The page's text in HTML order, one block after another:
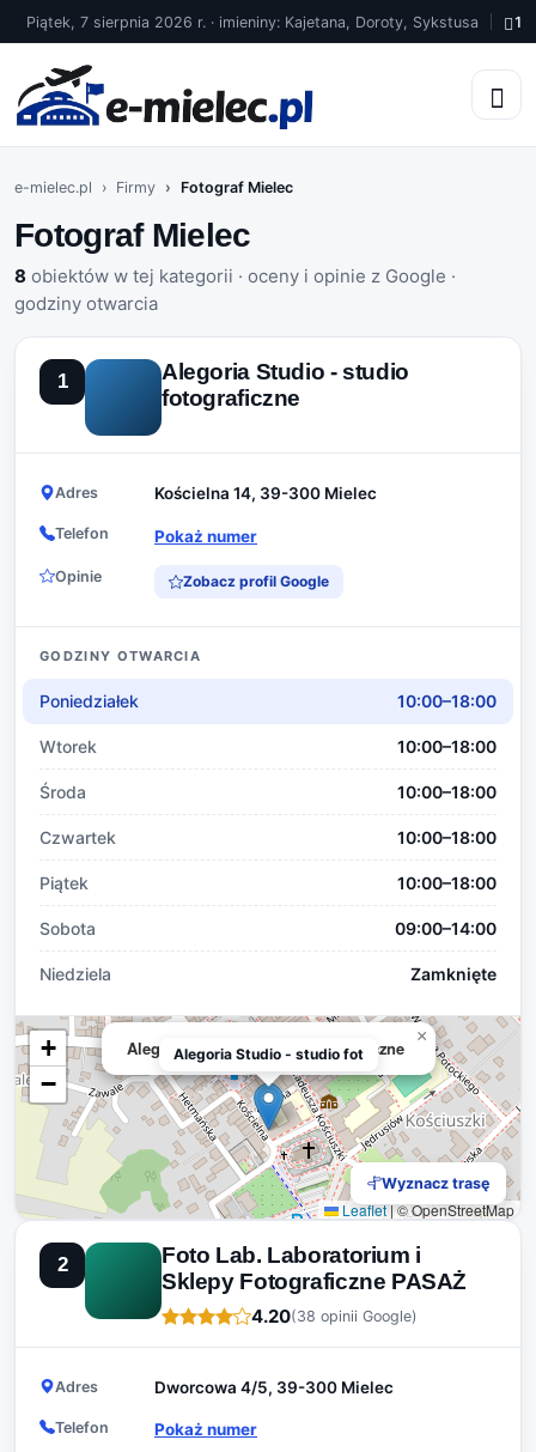
Piątek, 7 sierpnia 2026 r. · imieniny: Kajetana, Doroty, Sykstusa
e-mielec.pl Firmy Fotograf Mielec
Fotograf Mielec
8 obiektów w tej kategorii · oceny i opinie z Google ·
godziny otwarcia
1
Alegoria Studio - studio
fotograficzne
Adres Kościelna 14, 39-300 Mielec
Telefon Pokaż numer
Opinie Zobacz profil Google
GODZINY OTWARCIA
Poniedziałek 10:00–18:00
Wtorek 10:00–18:00
Środa 10:00–18:00
Czwartek 10:00–18:00
Piątek 10:00–18:00
Sobota 09:00–14:00
Niedziela Zamknięte
Alegoria Studio - studio fotograficzne
×
+
−
Leaflet|© OpenStreetMap
Alegoria Studio - studio fot
Wyznacz trasę
2
Foto Lab. Laboratorium i
Sklepy Fotograficzne PASAŻ
4.20(38 opinii Google)
Adres Dworcowa 4/5, 39-300 Mielec
Telefon Pokaż numer